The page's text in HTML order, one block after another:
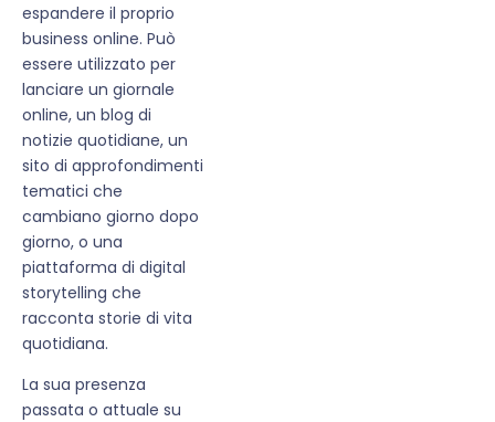
espandere il proprio
business online. Può
essere utilizzato per
lanciare un giornale
online, un blog di
notizie quotidiane, un
sito di approfondimenti
tematici che
cambiano giorno dopo
giorno, o una
piattaforma di digital
storytelling che
racconta storie di vita
quotidiana.
La sua presenza
passata o attuale su